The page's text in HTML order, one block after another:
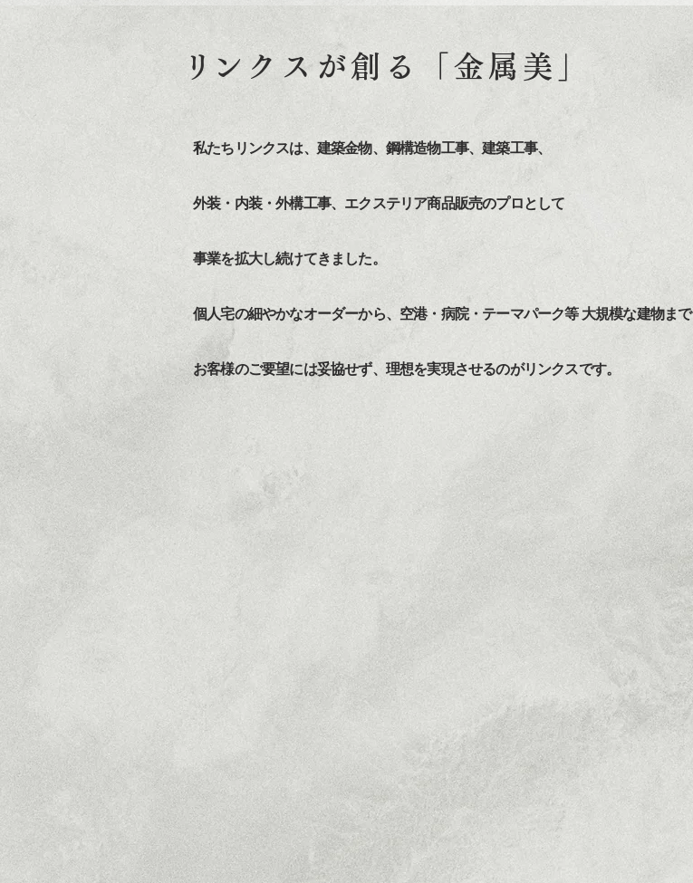
私たちリンクスは、建築金物、鋼構造物工事、建築工事、
外装・内装・外構工事、エクステリア商品販売のプロとして
​事業を拡大し続けてきました。
個人宅の細やかなオーダーから、空港・病院・テーマパーク等 大規模な建物まで
お客様のご要望には妥協せず、理想を実現させるのがリンクスです。
​リンクスが創る「金属美」
お客様のひらめきを
​デザインする